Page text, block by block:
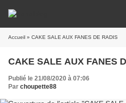
Accueil » CAKE SALE AUX FANES DE RADIS
CAKE SALE AUX FANES
Publié le 21/08/2020 à 07:06
Par choupette88